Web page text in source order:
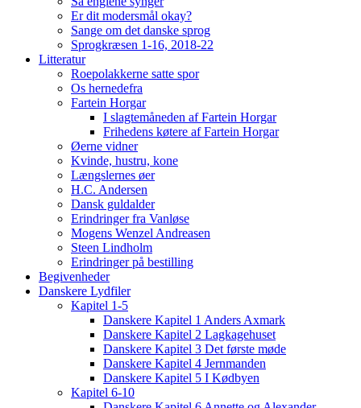
Er dit modersmål okay?
Sange om det danske sprog
Sprogkræsen 1-16, 2018-22
Litteratur
Roepolakkerne satte spor
Os hernedefra
Fartein Horgar
I slagtemåneden af Fartein Horgar
Frihedens køtere af Fartein Horgar
Øerne vidner
Kvinde, hustru, kone
Længslernes øer
H.C. Andersen
Dansk guldalder
Erindringer fra Vanløse
Mogens Wenzel Andreasen
Steen Lindholm
Erindringer på bestilling
Begivenheder
Danskere Lydfiler
Kapitel 1-5
Danskere Kapitel 1 Anders Axmark
Danskere Kapitel 2 Lagkagehuset
Danskere Kapitel 3 Det første møde
Danskere Kapitel 4 Jernmanden
Danskere Kapitel 5 I Kødbyen
Kapitel 6-10